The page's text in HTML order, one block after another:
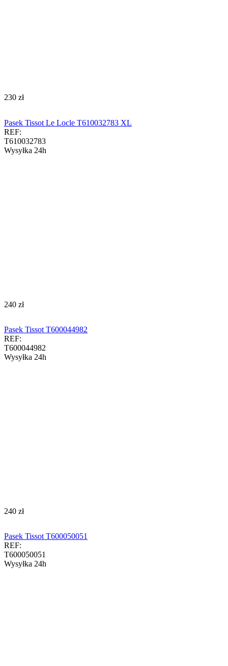
‍230‍ zł
Pasek Tissot Le Locle T610032783 XL
REF:
T610032783
Wysyłka 24h
‍240‍ zł
Pasek Tissot T600044982
REF:
T600044982
Wysyłka 24h
‍240‍ zł
Pasek Tissot T600050051
REF:
T600050051
Wysyłka 24h